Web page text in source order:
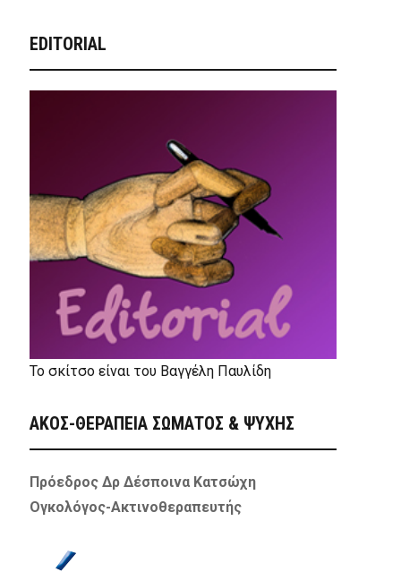
EDITORIAL
Το σκίτσο είναι του Βαγγέλη Παυλίδη
ΑΚΟΣ-ΘΕΡΑΠΕΙΑ ΣΩΜΑΤΟΣ & ΨΥΧΗΣ
Πρόεδρος Δρ Δέσποινα Κατσώχη
Ογκολόγος-Ακτινοθεραπευτής